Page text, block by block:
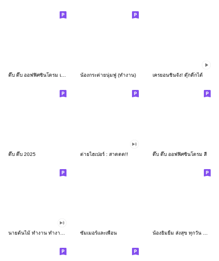
ดึ๊บ ดึ๊บ ออฟฟิศซินโดรม เก้า น้องกระต่ายนุ่มฟู (ทำงาน) เครยอนชินจัง! ดุ๊กดิ๊กได้
ดึ๊บ ดึ๊บ 2025 ต่ายไฮเปอร์ : สาดดด!! ดึ๊บ ดึ๊บ ออฟฟิศซินโดรม สี่
ซัมเมอร์และเพื่อน